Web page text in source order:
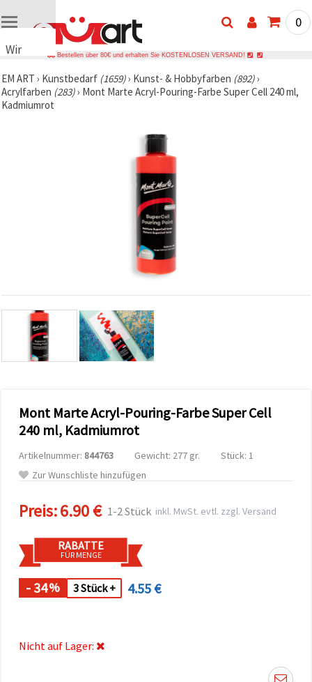
Wir
Cookies
🍪 Wir
verwenden
Datenverkehr
analysieren
relevantere
Unterstützung
Partner für
und
Sie können
Cookies
akzeptieren,
oder Ihre
Auswahl in
individuell
festlegen.
jederzeit
ändern
0
Bestellen über 80€ und erhalten Sie KOSTENLOSEN VERSAND!
EM ART › Kunstbedarf (1659)› Kunst- & Hobbyfarben (892)›
Acrylfarben (283)› Mont Marte Acryl-Pouring-Farbe Super Cell 240 ml,
Kadmiumrot
Mont Marte Acryl-Pouring-Farbe Super Cell
240 ml, Kadmiumrot
Artikelnummer: 844763 Gewicht: 277 gr.
Stück: 1
Zur Wunschliste hinzufügen
Preis:6.90 € 1-2 Stück inkl. MwSt. evtl. zzgl. Versand
RABATTE
FÜR MENGE
- 34% 3 Stück + 4.55 €
Nicht auf Lager: